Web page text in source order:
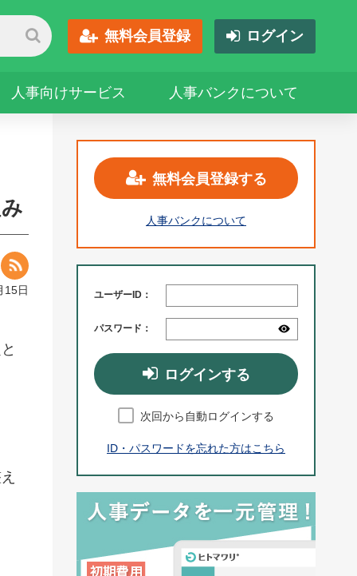
無料会員登録 ログイン
人事向けサービス 人事バンクについて
15日
無料会員登録する
人事バンクについて
ユーザーID：
パスワード：
ログインする
次回から自動ログインする
ID・パスワードを忘れた方はこちら